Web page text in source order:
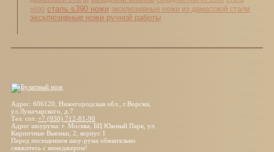
n690 сталь s390 ножи эксклюзивные ножи из дамасской стали
эксклюзивные ножи ручной работы
Адрес: 606120, Нижегородская обл., г.Ворсма,
ул.Луначарского, д.7
Тел. сот.:+7 (930) 712-81-90
Адрес шоурума: г. Москва, БЦ Южный Парк, ул.
Кирпичные Выемки, 2, корпус 1
Перед посещением шоу-рума обязательно
свяжитесь с менеджером!